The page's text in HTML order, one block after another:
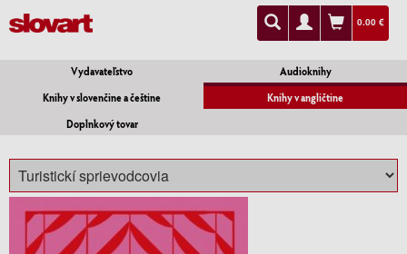
0.00 €
Vydavateľstvo
Audioknihy
Knihy v slovenčine a češtine
Knihy v angličtine
Doplnkový tovar